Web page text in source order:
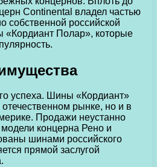
Continental владел частью
собственной российской
«Кордиант Полар», которые
успеха. Шины «Кордиант»
рынке, но и в
Продажи неустанно
концерна Рено и
шинами российского
прямой заслугой